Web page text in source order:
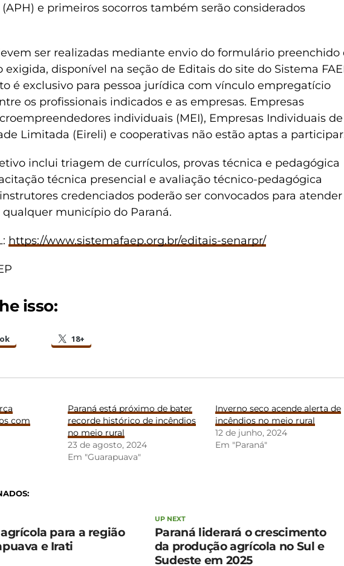
e primeiros socorros também serão considerados
ser realizadas mediante envio do formulário preenchido
exigida, disponível na seção de Editais do site do Sistema
é exclusivo para pessoa jurídica com vínculo empregatício
os profissionais indicados e as empresas. Empresas
individuais (MEI), Empresas Individuais de
Limitada (Eireli) e cooperativas não estão aptas a
inclui triagem de currículos, provas técnica e pedagógica
técnica presencial e avaliação técnico-pedagógica
credenciados poderão ser convocados para atender
município do Paraná.
https://www.sistemafaep.org.br/editais-senarpr/
isso:
18+
com
Paraná está próximo de bater
recorde histórico de incêndios
no meio rural
23 de agosto, 2024
Em "Guarapuava"
Inverno seco acende alerta de
incêndios no meio rural
12 de junho, 2024
Em "Paraná"
UP NEXT
Paraná liderará o crescimento
da produção agrícola no Sul e
Sudeste em 2025
para a região
e Irati